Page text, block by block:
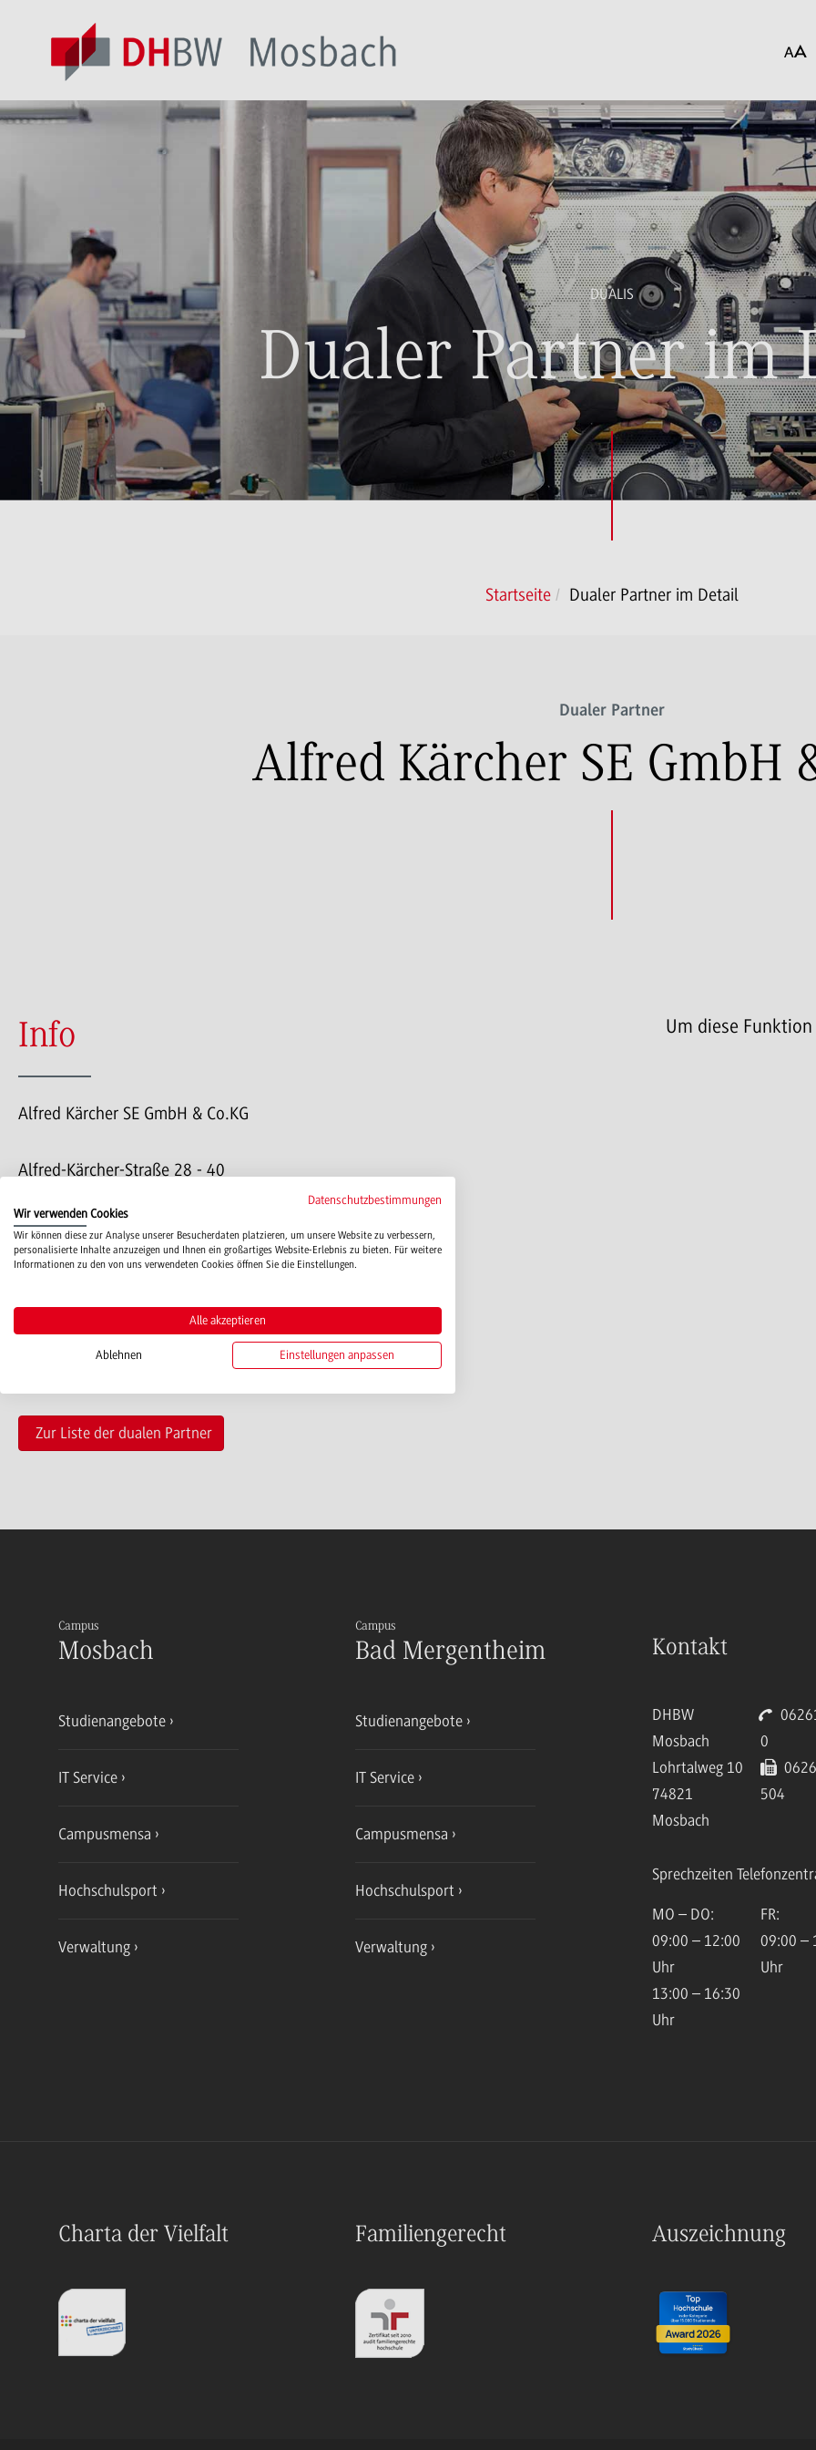
DUALIS
Dualer Partner im
Startseite Dualer Partner im Detail
Dualer Partner
Alfred Kärcher SE GmbH
Info
Alfred Kärcher SE GmbH & Co.KG
Alfred-Kärcher-Straße 28 - 40
www.kaercher.com
Um diese
Zur Liste der dualen Partner
Campus
Mosbach
Studienangebote
IT Service
Campusmensa
Hochschulsport
Verwaltung
Campus
Bad Mergentheim
Studienangebote
IT Service
Campusmensa
Hochschulsport
Verwaltung
Kontakt
DHBW
Mosbach
Lohrtalweg 10
74821
Mosbach
0
504
Sprechzeiten
MO – DO:
09:00 – 12:00
Uhr
13:00 – 16:30
Uhr
FR:
09:00 –
Uhr
Charta der Vielfalt Familiengerecht Auszeichnung
Datenschutzbestimmungen
Wir verwenden Cookies
Wir können diese zur Analyse unserer Besucherdaten platzieren, um unsere Website zu verbessern,
personalisierte Inhalte anzuzeigen und Ihnen ein großartiges Website-Erlebnis zu bieten. Für weitere
Informationen zu den von uns verwendeten Cookies öffnen Sie die Einstellungen.
Alle akzeptieren
Ablehnen Einstellungen anpassen